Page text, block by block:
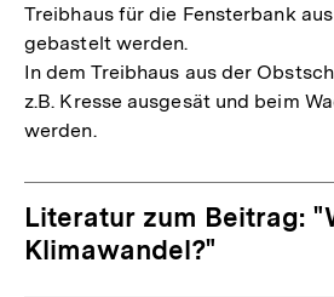
Treibhaus für die Fensterbank
gebastelt werden.
In dem Treibhaus aus der
z.B. Kresse ausgesät und beim
werden.
Literatur zum Beitrag:
Klimawandel?"